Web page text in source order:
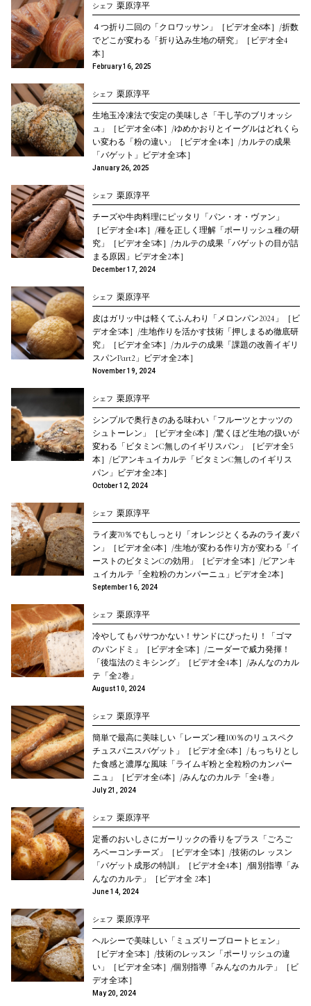
シェフ 栗原淳平
４つ折り二回の「クロワッサン」［ビデオ全8本］/折数
でどこが変わる「折り込み生地の研究」［ビデオ全4
本］
February 16, 2025
シェフ 栗原淳平
生地玉冷凍法で安定の美味しさ「干し芋のブリオッシ
ュ」［ビデオ全6本］/ゆめかおりとイーグルはどれくら
い変わる「粉の違い」［ビデオ全4本］/カルテの成果
「バゲット」ビデオ全3本］
January 26, 2025
シェフ 栗原淳平
チーズや牛肉料理にピッタリ「パン・オ・ヴァン」
［ビデオ全4本］/種を正しく理解「ポーリッシュ種の研
究」［ビデオ全5本］/カルテの成果「バゲットの目が詰
まる原因」ビデオ全2本］
December 17, 2024
シェフ 栗原淳平
皮はガリッ中は軽くてふんわり「メロンパン2024」［ビ
デオ全5本］/生地作りを活かす技術「押しまるめ徹底研
究」［ビデオ全5本］/カルテの成果「課題の改善イギリ
スパンPart2」ビデオ全2本］
November 19, 2024
シェフ 栗原淳平
シンプルで奥行きのある味わい「フルーツとナッツの
シュトーレン」［ビデオ全6本］/驚くほど生地の扱いが
変わる「ビタミンC無しのイギリスパン」［ビデオ全5
本］/ビアンキュイカルテ「ビタミンC無しのイギリス
パン」ビデオ全2本］
October 12, 2024
シェフ 栗原淳平
ライ麦70％でもしっとり「オレンジとくるみのライ麦パ
ン」［ビデオ全6本］/生地が変わる作り方が変わる「イ
ーストのビタミンCの効用」［ビデオ全5本］/ビアンキ
ュイカルテ「全粒粉のカンパーニュ」ビデオ全2本］
September 16, 2024
シェフ 栗原淳平
冷やしてもパサつかない！サンドにぴったり！「ゴマ
のパンドミ」［ビデオ全5本］/ニーダーで威力発揮！
「後塩法のミキシング」［ビデオ全4本］/みんなのカル
テ「全2巻」
August 10, 2024
シェフ 栗原淳平
簡単で最高に美味しい「レーズン種100％のリュスペク
チュスパニスバゲット」［ビデオ全6本］/もっちりとし
た食感と濃厚な風味「ライムギ粉と全粒粉のカンパー
ニュ」［ビデオ全6本］/みんなのカルテ「全4巻」
July 21, 2024
シェフ 栗原淳平
定番のおいしさにガーリックの香りをプラス「ごろご
ろベーコンチーズ」［ビデオ全5本］/技術のレ ッスン
「バゲット成形の特訓」［ビデオ全4本］/個別指導「み
んなのカルテ」［ビデオ全 2本］
June 14, 2024
シェフ 栗原淳平
ヘルシーで美味しい「ミュズリーブロートヒェン」
［ビデオ全5本］/技術のレッスン「ポーリッシュの違
い」［ビデオ全5本］/個別指導「みんなのカルテ」［ビ
デオ全3本］
May 20, 2024
ご視聴について
月額コース
公開されている講座を全て視聴いただけます。幅広くパ
ン作りを学びたい方におすすめです。